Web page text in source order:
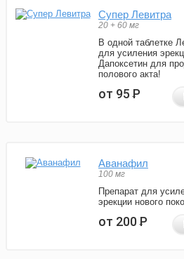
Супер Левитра
20 + 60 мг
В одной таблетке
для усиления
Дапоксетин для
полового акта!
от 95Р
Аванафил
100 мг
Препарат для
эрекции нового
от 200Р